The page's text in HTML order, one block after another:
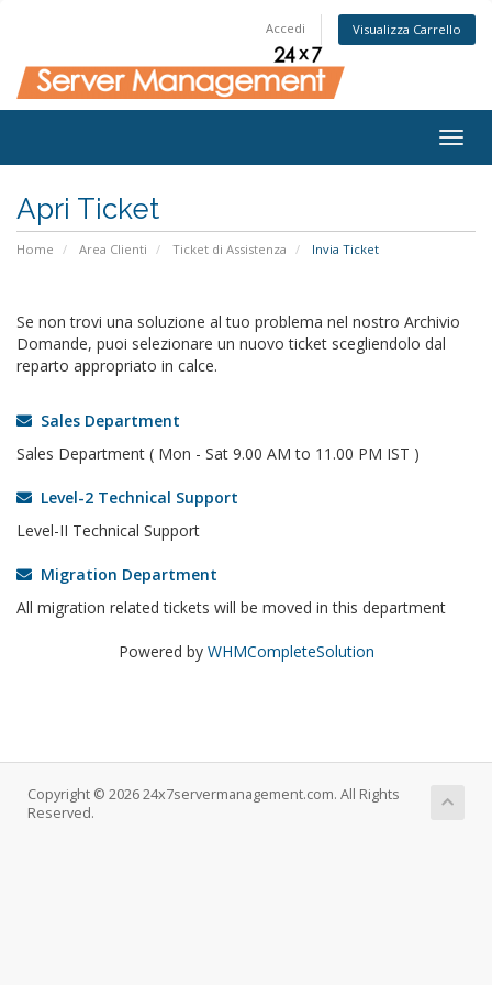
Accedi Visualizza Carrello
Apri Ticket
Home Area Clienti Ticket di Assistenza Invia Ticket
Se non trovi una soluzione al tuo problema nel nostro Archivio
Domande, puoi selezionare un nuovo ticket scegliendolo dal
reparto appropriato in calce.
Sales Department
Sales Department ( Mon - Sat 9.00 AM to 11.00 PM IST )
Level-2 Technical Support
Level-II Technical Support
Migration Department
All migration related tickets will be moved in this department
Powered by WHMCompleteSolution
Copyright © 2026 24x7servermanagement.com. All Rights
Reserved.